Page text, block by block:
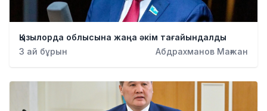
Қызылорда облысына жаңа әкім тағайындалды
3 ай бұрын
Абдрахманов Мағжан